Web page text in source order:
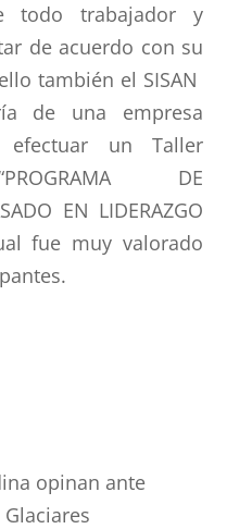
todo trabajador y
de acuerdo con su
también el SISAN
de una empresa
un Taller
DE
EN LIDERAZGO
fue muy valorado
opinan ante